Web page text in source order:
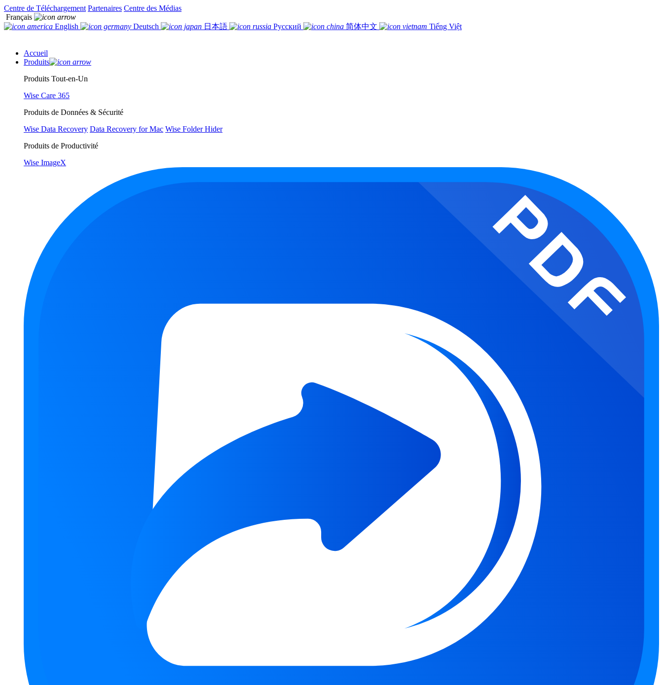
Centre de Téléchargement Partenaires Centre des Médias
Français
English
Deutsch 日本語 Русский 简体中文 Tiếng Việt
Accueil
Produits
Produits Tout-en-Un
Wise Care 365
Produits de Données & Sécurité
Wise Data Recovery Data Recovery for Mac Wise Folder Hider
Produits de Productivité
Wise ImageX